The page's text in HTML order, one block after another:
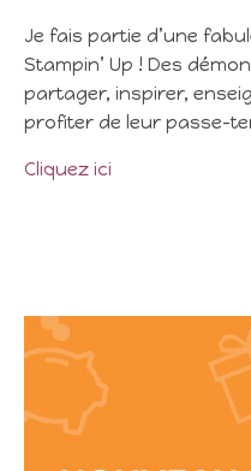
Je fais partie d’une
Stampin’ Up ! Des
partager, inspirer,
profiter de leur passe-
Cliquez ici